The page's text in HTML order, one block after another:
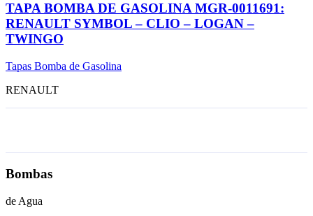
TAPA BOMBA DE GASOLINA MGR-0011691:
RENAULT SYMBOL – CLIO – LOGAN –
TWINGO
Tapas Bomba de Gasolina
RENAULT
Bombas
de Agua